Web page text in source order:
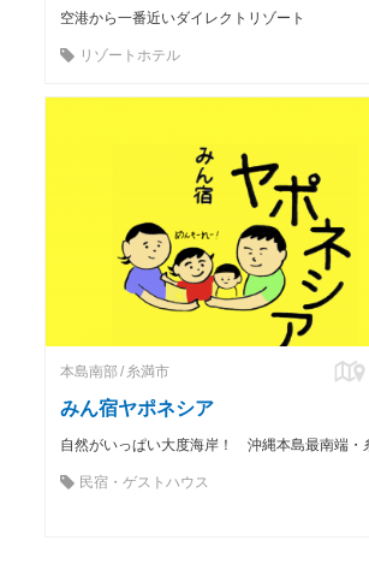
空港から一番近いダイレクトリゾート
リゾートホテル
本島南部 糸満市
みん宿ヤポネシア
民宿・ゲストハウス